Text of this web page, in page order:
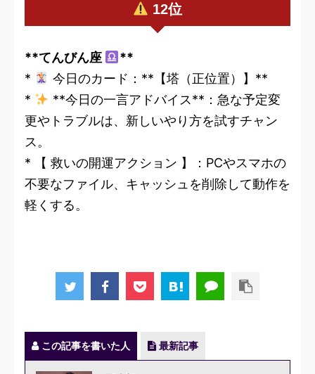
12位
**てんびん座
**
*
今日のカード：**【塔（正位置）】**
*
**今日の一言アドバイス**：急な予定変
更やトラブルは、新しいやり方を試すチャン
ス。
* 【 救いの開運アクション 】：PCやスマホの
不要なファイル、キャッシュを削除して動作を
軽くする。
この記事を書いた人 最新記事